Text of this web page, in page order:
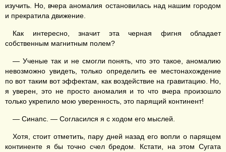
изучить. Но, вчера аномалия остановилась над нашим городом
и прекратила движение.
Как интересно, значит эта черная фигня обладает
собственным магнитным полем?
— Ученые так и не смогли понять, что это такое, аномалию
невозможно увидеть, только определить ее местонахождение
по вот таким вот эффектам, как воздействие на гравитацию. Но,
я уверен, это не просто аномалия и то что вчера произошло
только укрепило мою уверенность, это парящий континент!
— Синапс. — Согласился я с ходом его мыслей.
Хотя, стоит отметить, пару дней назад его вопли о парящем
континенте я бы точно счел бредом. Кстати, на этом Сугата